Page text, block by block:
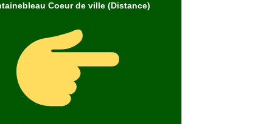
Coeur de ville (Distance)